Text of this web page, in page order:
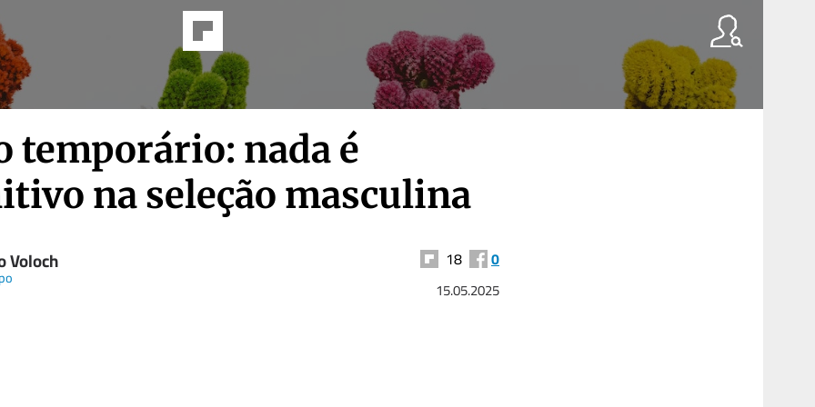
temporário: nada é
na seleção masculina
Voloch 18 0
15.05.2025